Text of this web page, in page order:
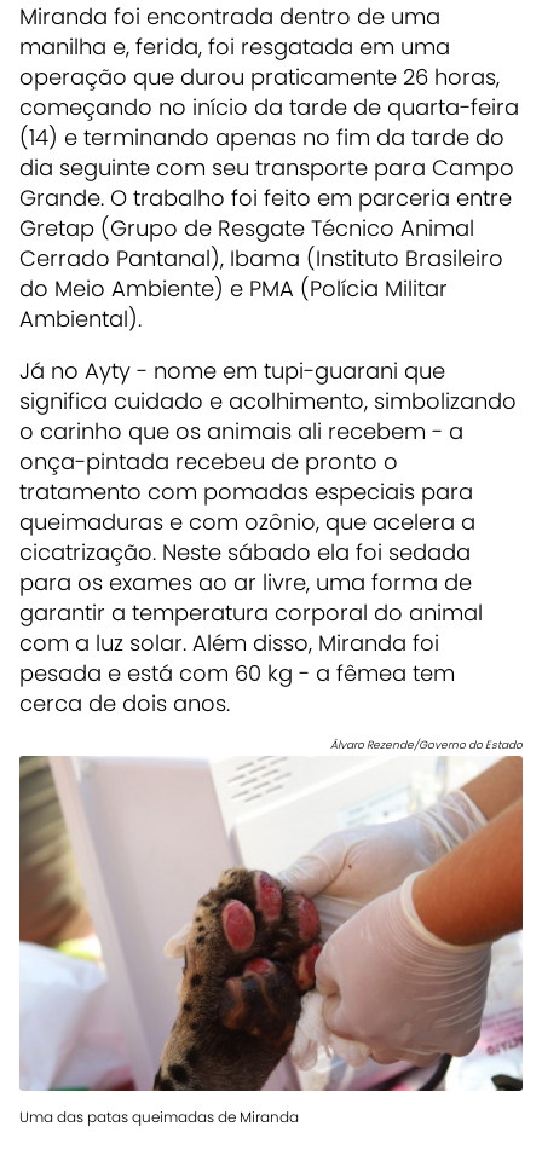
Miranda foi encontrada dentro de uma
manilha e, ferida, foi resgatada em uma
operação que durou praticamente 26 horas,
começando no início da tarde de quarta-feira
(14) e terminando apenas no fim da tarde do
dia seguinte com seu transporte para Campo
Grande. O trabalho foi feito em parceria entre
Gretap (Grupo de Resgate Técnico Animal
Cerrado Pantanal), Ibama (Instituto Brasileiro
do Meio Ambiente) e PMA (Polícia Militar
Ambiental).
Já no Ayty - nome em tupi-guarani que
significa cuidado e acolhimento, simbolizando
o carinho que os animais ali recebem - a
onça-pintada recebeu de pronto o
tratamento com pomadas especiais para
queimaduras e com ozônio, que acelera a
cicatrização. Neste sábado ela foi sedada
para os exames ao ar livre, uma forma de
garantir a temperatura corporal do animal
com a luz solar. Além disso, Miranda foi
pesada e está com 60 kg - a fêmea tem
cerca de dois anos.
Álvaro Rezende/Governo do Estado
Uma das patas queimadas de Miranda